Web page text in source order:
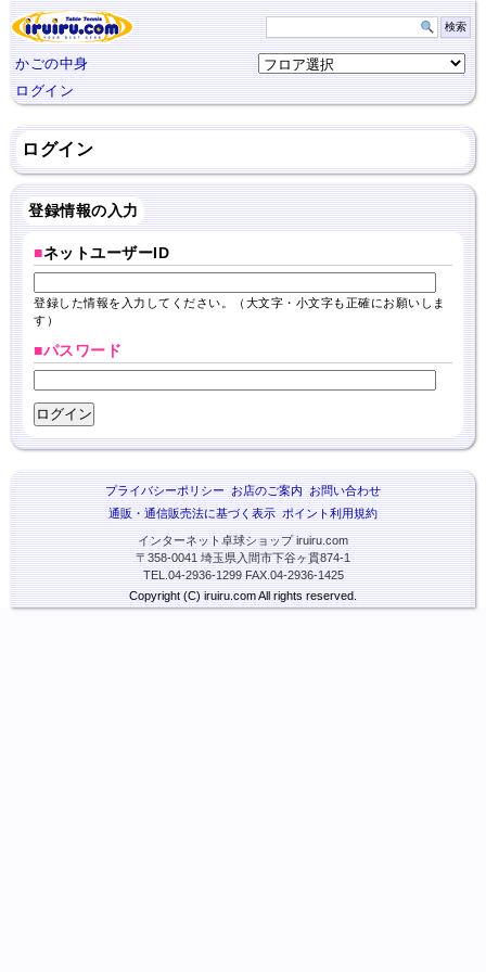
かごの中身
ログイン
ログイン
登録情報の入力
■ネットユーザーID
登録した情報を入力してください。（大文字・小文字も正確にお願いしま
す）
■パスワード
プライバシーポリシー お店のご案内 お問い合わせ
通販・通信販売法に基づく表示 ポイント利用規約
インターネット卓球ショップ iruiru.com
〒358-0041 埼玉県入間市下谷ヶ貫874-1
TEL.04-2936-1299 FAX.04-2936-1425
Copyright (C) iruiru.com All rights reserved.